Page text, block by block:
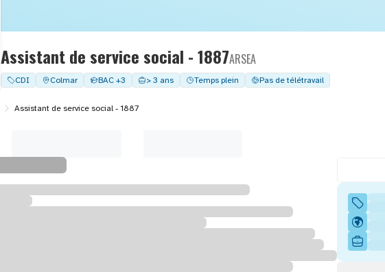
Assistant de service social - 1887ARSEA
CDI Colmar BAC +3 > 3 ans Temps plein Pas de télétravail
Assistant de service social - 1887